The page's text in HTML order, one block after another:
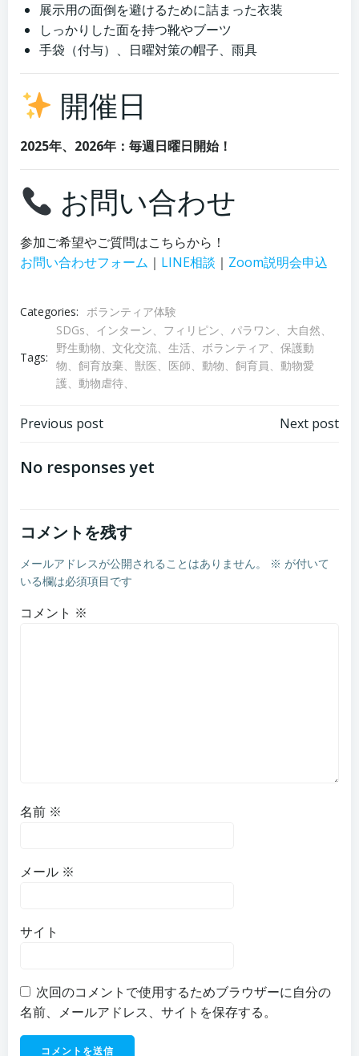
展示用の面倒を避けるために詰まった衣装
しっかりした面を持つ靴やブーツ
手袋（付与）、日曜対策の帽子、雨具
開催日
2025年、2026年：毎週日曜日開始！
お問い合わせ
参加ご希望やご質問はこちらから！
お問い合わせフォーム ｜ LINE相談 ｜ Zoom説明会申込
Categories: ボランティア体験
Tags:
SDGs、インターン、フィリピン、パラワン、大自然、
野生動物、文化交流、生活、ボランティア、保護動
物、飼育放棄、獣医、医師、動物、飼育員、動物愛
護、動物虐待、
Post
navigation
Previous post Next post
No responses yet
コメントを残す
メールアドレスが公開されることはありません。 ※ が付いて
いる欄は必須項目です
コメント ※
名前 ※
メール ※
サイト
次回のコメントで使用するためブラウザーに自分の
名前、メールアドレス、サイトを保存する。